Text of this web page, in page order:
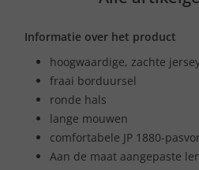
Informatie over het product
hoogwaardige, zachte
fraai borduursel
ronde hals
lange mouwen
comfortabele JP 1880-
Aan de maat aangepaste